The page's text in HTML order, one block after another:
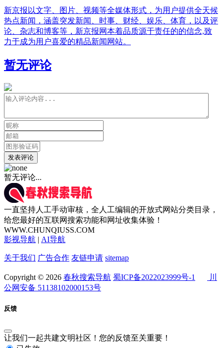
新京报以文字、图片、视频等全媒体形式，为用户提供全天候
热点新闻，涵盖突发新闻、时事、财经、娱乐、体育，以及评
论、杂志和博客等，新京报网本着品质源于责任的的信念,致
力于成为用户喜爱的精品新闻网站。
暂无评论
发表评论
暂无评论...
一直坚持人工手动审核，全人工编辑的开放式网站分类目录，
给您最好的互联网搜索功能和网址收集体验！
WWW.CHUNQIUSS.COM
影视导航 | AI导航
关于我们 广告合作 友链申请 sitemap
Copyright © 2026 春秋搜索导航 蜀ICP备2022023999号-1
川
公网安备 51138102000153号
反馈
让我们一起共建文明社区！您的反馈至关重要！